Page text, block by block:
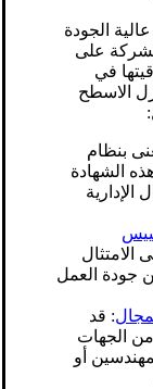
الجودة
على
في
الاسطح
بنظام
الشهادة
الإدارية
الامتثال
جودة العمل
: قد
الجهات
أو